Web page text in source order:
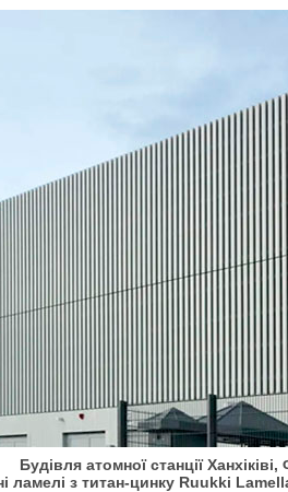
Будівля атомної станції Ханхіківі,
ламелі з титан-цинку Ruukki